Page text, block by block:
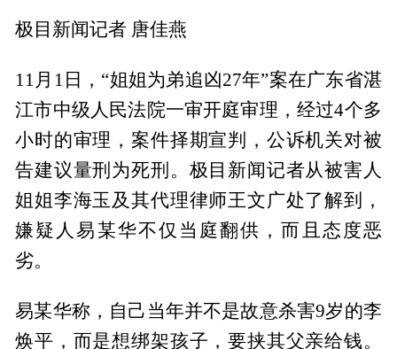
极目新闻记者 唐佳燕
11月1日，“姐姐为弟追凶27年”案在广东省湛
江市中级人民法院一审开庭审理，经过4个多
小时的审理，案件择期宣判，公诉机关对被
告建议量刑为死刑。极目新闻记者从被害人
姐姐李海玉及其代理律师王文广处了解到，
嫌疑人易某华不仅当庭翻供，而且态度恶
劣。
易某华称，自己当年并不是故意杀害9岁的李
焕平，而是想绑架孩子，要挟其父亲给钱。